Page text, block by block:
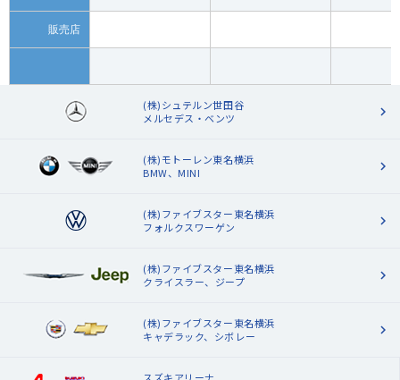
販売店
(株)シュテルン世田谷
メルセデス・ベンツ
(株)モトーレン東名横浜
BMW、MINI
(株)ファイブスター東名横浜
フォルクスワーゲン
(株)ファイブスター東名横浜
クライスラー、ジープ
(株)ファイブスター東名横浜
キャデラック、シボレー